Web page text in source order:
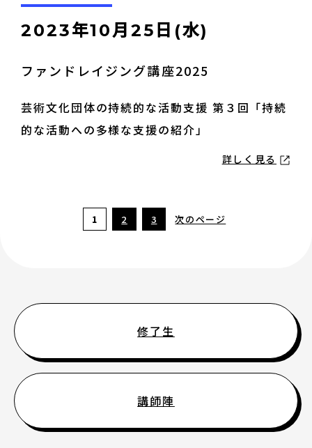
2023年10月25日(水)
ファンドレイジング講座2025
芸術文化団体の持続的な活動支援 第３回「持続
的な活動への多様な支援の紹介」
詳しく見る
1 2 3 次のページ
修了生
講師陣